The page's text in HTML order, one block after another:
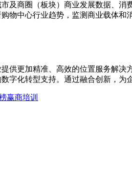
及商圈（板块）商业发展数据、
中心行业趋势，监测商业载体和
供更加精准、高效的位置服务解
字化转型支持。通过融合创新，为
赢商培训